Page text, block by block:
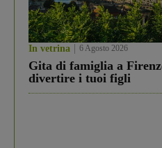
In vetrina 6 Agosto 2026
Gita di famiglia a
divertire i tuoi figli